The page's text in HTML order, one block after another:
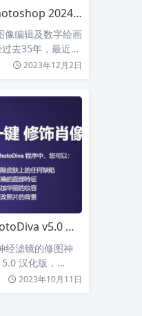
v25.3 新增参数滤波器！
像编辑及数字绘画
去35年，最近…
2023年12月2日
化免安装版软件下载
经滤镜的修图神
汉化版，…
2023年10月11日